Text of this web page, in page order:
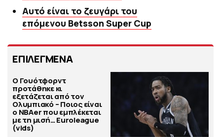
Αυτό είναι το ζευγάρι του
επόμενου Betsson Super Cup
ΕΠΙΛΕΓΜΕΝΑ
Ο Γουότφορντ
προτάθηκε κι
εξετάζεται από τον
Ολυμπιακό – Ποιος είναι
ο ΝΒΑer που εμπλέκεται
με τη μισή… Euroleague
(vids)